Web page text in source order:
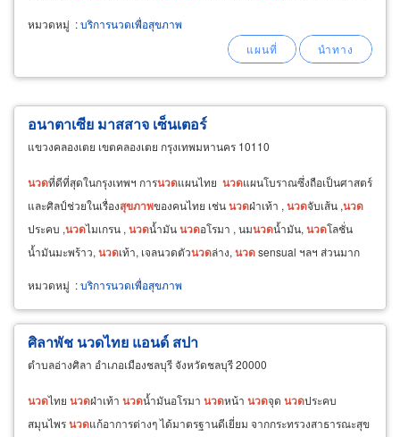
บำรุงผิวหน้า พอกตัว อบตัวด้วยสมุนไพร
หมวดหมู่ :บริการนวดเพื่อสุขภาพ
อนาตาเซีย มาสสาจ เซ็นเตอร์
แขวงคลองเตย เขตคลองเตย กรุงเทพมหานคร 10110
นวดที่ดีที่สุดในกรุงเทพฯ การนวดแผนไทย นวดแผนโบราณซึ่งถือเป็นศาสตร์
และศิลป์ช่วยในเรื่องสุขภาพของคนไทย เช่นนวดฝ่าเท้า , นวดจับเส้น ,นวด
ประคบ ,นวดไมเกรน , นวดน้ำมันนวดอโรมา , นมนวดน้ำมัน, นวดโลชั่น
น้ำมันมะพร้าว, นวดเท้า, เจลนวดตัวนวดล่าง, นวดsensual ฯลฯ ส่วนมาก
ผ่อนคลาย
หมวดหมู่ :บริการนวดเพื่อสุขภาพ
ศิลาพัช นวดไทย แอนด์ สปา
ตำบลอ่างศิลา อำเภอเมืองชลบุรี จังหวัดชลบุรี 20000
นวดไทย นวดฝ่าเท้า นวดน้ำมันอโรมา นวดหน้า นวดจุด นวดประคบ
สมุนไพรนวดแก้อาการต่างๆ ได้มาตรฐานดีเยี่ยม จากกระทรวงสาธารณะสุข